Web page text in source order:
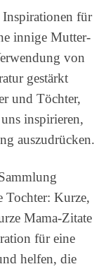
für
innige Mutter-
von
gestärkt
und Töchter,
inspirieren,
auszudrücken.
Tochter: Kurze,
Mama-Zitate
für eine
helfen, die